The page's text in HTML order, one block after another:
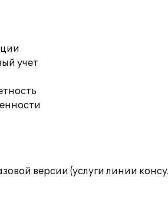
учет
версии (услуги линии